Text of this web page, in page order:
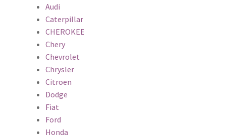
Audi
Caterpillar
CHEROKEE
Chery
Chevrolet
Chrysler
Citroen
Dodge
Fiat
Ford
Honda